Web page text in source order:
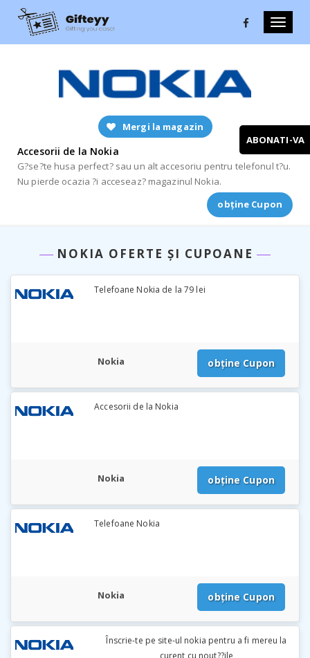
Toggle
Mergi la magazin
Accesorii de la Nokia
G?se?te husa perfect? sau un alt accesoriu pentru telefonul t?u.
Nu pierde ocazia ?i acceseaz? magazinul Nokia.
obține Cupon
NOKIA OFERTE ȘI CUPOANE
Telefoane Nokia de la 79 lei
Nokia obține Cupon
Accesorii de la Nokia
Nokia obține Cupon
Telefoane Nokia
Nokia obține Cupon
Înscrie-te pe site-ul nokia pentru a fi mereu la
curent cu nout??ile
ABONATI-VA